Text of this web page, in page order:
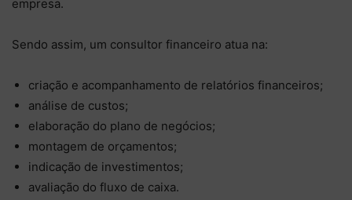
empresa.
Sendo assim, um consultor financeiro atua na:
criação e acompanhamento de relatórios financeiros;
análise de custos;
elaboração do plano de negócios;
montagem de orçamentos;
indicação de investimentos;
avaliação do fluxo de caixa.